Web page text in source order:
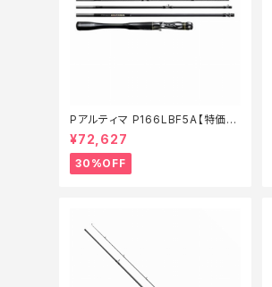
Pアルティマ P166LBF5A【特価ロ
ッド】【30】
¥72,627
30%OFF